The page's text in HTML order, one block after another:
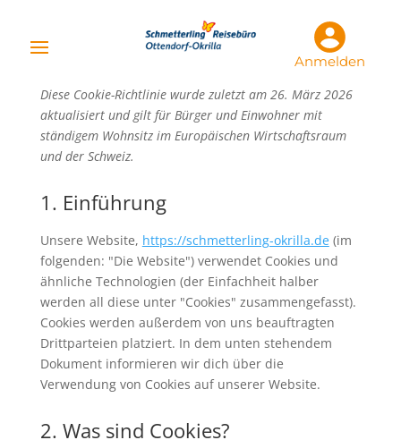
Anmelden
Diese Cookie-Richtlinie wurde zuletzt am 26. März 2026
aktualisiert und gilt für Bürger und Einwohner mit
ständigem Wohnsitz im Europäischen Wirtschaftsraum
und der Schweiz.
1. Einführung
Unsere Website, https://schmetterling-okrilla.de(im
folgenden: "Die Website") verwendet Cookies und
ähnliche Technologien (der Einfachheit halber
werden all diese unter "Cookies" zusammengefasst).
Cookies werden außerdem von uns beauftragten
Drittparteien platziert. In dem unten stehendem
Dokument informieren wir dich über die
Verwendung von Cookies auf unserer Website.
2. Was sind Cookies?